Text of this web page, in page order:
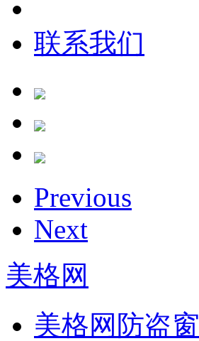
联系我们
Previous
Next
美格网
美格网防盗窗